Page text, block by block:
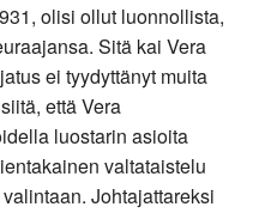
olisi ollut luonnollista,
Sitä kai Vera
ei tyydyttänyt muita
että Vera
luostarin asioita
valtataistelu
valintaan. Johtajattareksi